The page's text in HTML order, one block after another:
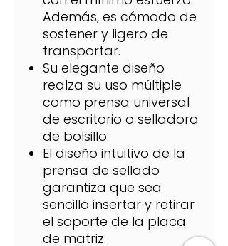
Además, es cómodo de
sostener y ligero de
transportar.
Su elegante diseño
realza su uso múltiple
como prensa universal
de escritorio o selladora
de bolsillo.
El diseño intuitivo de la
prensa de sellado
garantiza que sea
sencillo insertar y retirar
el soporte de la placa
de matriz.